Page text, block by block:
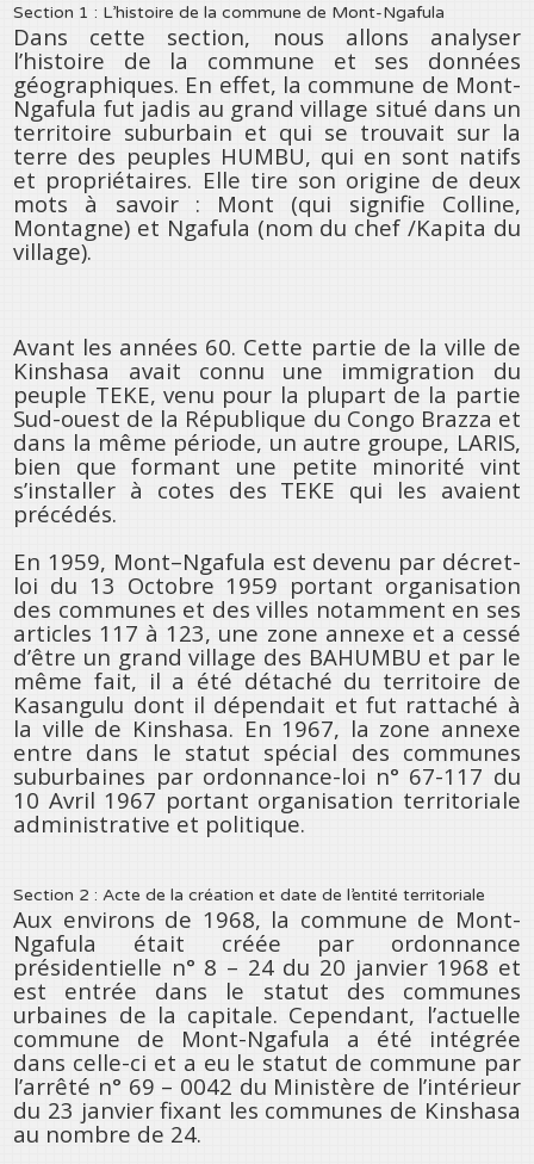
Section 1 : L’histoire de la commune de Mont-Ngafula
Dans cette section, nous allons analyser
l’histoire de la commune et ses données
géographiques. En effet, la commune de Mont-
Ngafula fut jadis au grand village situé dans un
territoire suburbain et qui se trouvait sur la
terre des peuples HUMBU, qui en sont natifs
et propriétaires. Elle tire son origine de deux
mots à savoir : Mont (qui signifie Colline,
Montagne) et Ngafula (nom du chef /Kapita du
village).
Avant les années 60. Cette partie de la ville de
Kinshasa avait connu une immigration du
peuple TEKE, venu pour la plupart de la partie
Sud-ouest de la République du Congo Brazza et
dans la même période, un autre groupe, LARIS,
bien que formant une petite minorité vint
s’installer à cotes des TEKE qui les avaient
précédés.
En 1959, Mont–Ngafula est devenu par décret-
loi du 13 Octobre 1959 portant organisation
des communes et des villes notamment en ses
articles 117 à 123, une zone annexe et a cessé
d’être un grand village des BAHUMBU et par le
même fait, il a été détaché du territoire de
Kasangulu dont il dépendait et fut rattaché à
la ville de Kinshasa. En 1967, la zone annexe
entre dans le statut spécial des communes
suburbaines par ordonnance-loi n° 67-117 du
10 Avril 1967 portant organisation territoriale
administrative et politique.
Section 2 : Acte de la création et date de l’entité territoriale
Aux environs de 1968, la commune de Mont-
Ngafula était créée par ordonnance
présidentielle n° 8 – 24 du 20 janvier 1968 et
est entrée dans le statut des communes
urbaines de la capitale. Cependant, l’actuelle
commune de Mont-Ngafula a été intégrée
dans celle-ci et a eu le statut de commune par
l’arrêté n° 69 – 0042 du Ministère de l’intérieur
du 23 janvier fixant les communes de Kinshasa
au nombre de 24.